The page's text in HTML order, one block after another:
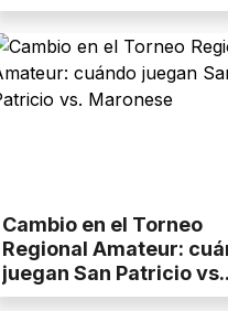
Cambio en el Torneo
Regional Amateur:
juegan San Patricio vs.
Maronese